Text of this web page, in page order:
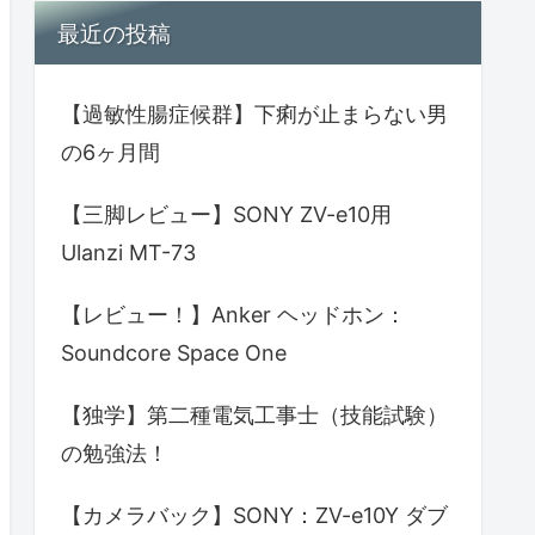
最近の投稿
【過敏性腸症候群】下痢が止まらない男
の6ヶ月間
【三脚レビュー】SONY ZV-e10用
Ulanzi MT-73
【レビュー！】Anker ヘッドホン：
Soundcore Space One
【独学】第二種電気工事士（技能試験）
の勉強法！
【カメラバック】SONY：ZV-e10Y ダブ